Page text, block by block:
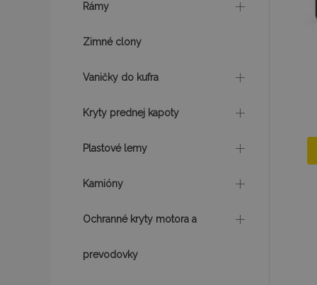
Rámy
Zimné clony
Vaničky do kufra
Kryty prednej kapoty
Plastové lemy
Kamióny
Ochranné kryty motora a
prevodovky
mage-cache-